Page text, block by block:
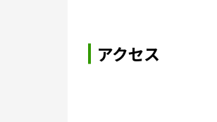
アクセス